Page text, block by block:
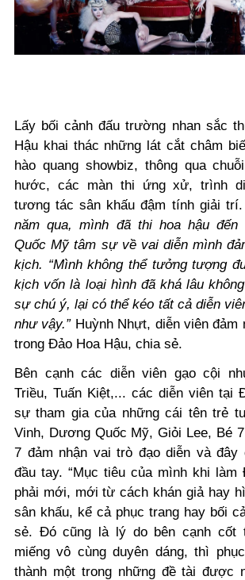
Lấy bối cảnh đấu trường nhan sắc
Hậu khai thác những lát cắt châm
hào quang showbiz, thông qua
hước, các màn thi ứng xử, trình
tương tác sân khấu đậm tính giải trí.
năm qua, mình đã thi hoa hậu đến
Quốc Mỹ tâm sự về vai diễn mình
kịch. “Mình không thể tưởng tượng
kịch vốn là loại hình đã khá lâu
sự chú ý, lại có thể kéo tất cả diễn
như vậy.”Huỳnh Nhựt, diễn viên đảm
trong Đảo Hoa Hậu, chia sẻ.
Bên cạnh các diễn viên gạo cội
Triều, Tuấn Kiệt,... các diễn viên tại
sự tham gia của những cái tên trẻ
Vinh, Dương Quốc Mỹ, Giỏi Lee, Bé
7 đảm nhận vai trò đạo diễn và
đầu tay. “Mục tiêu của mình khi làm
phải mới, mới từ cách khán giả hay
sân khấu, kể cả phục trang hay bối
sẻ. Đó cũng là lý do bên cạnh cốt
miếng vô cùng duyên dáng, thì
thành một trong những đề tài được